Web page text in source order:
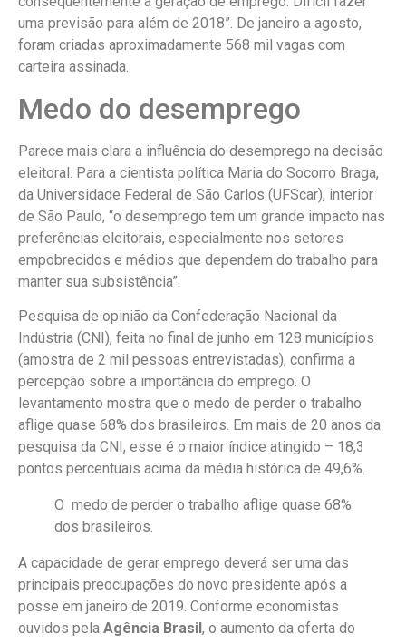
uma previsão para além de 2018”. De janeiro a agosto,
foram criadas aproximadamente 568 mil vagas com
carteira assinada.
Medo do desemprego
Parece mais clara a influência do desemprego na decisão
eleitoral. Para a cientista política Maria do Socorro Braga,
da Universidade Federal de São Carlos (UFScar), interior
de São Paulo, “o desemprego tem um grande impacto nas
preferências eleitorais, especialmente nos setores
empobrecidos e médios que dependem do trabalho para
manter sua subsistência”.
Pesquisa de opinião da Confederação Nacional da
Indústria (CNI), feita no final de junho em 128 municípios
(amostra de 2 mil pessoas entrevistadas), confirma a
percepção sobre a importância do emprego. O
levantamento mostra que o medo de perder o trabalho
aflige quase 68% dos brasileiros. Em mais de 20 anos da
pesquisa da CNI, esse é o maior índice atingido – 18,3
pontos percentuais acima da média histórica de 49,6%.
O medo de perder o trabalho aflige quase 68%
dos brasileiros.
A capacidade de gerar emprego deverá ser uma das
principais preocupações do novo presidente após a
posse em janeiro de 2019. Conforme economistas
ouvidos pela Agência Brasil , o aumento da oferta do